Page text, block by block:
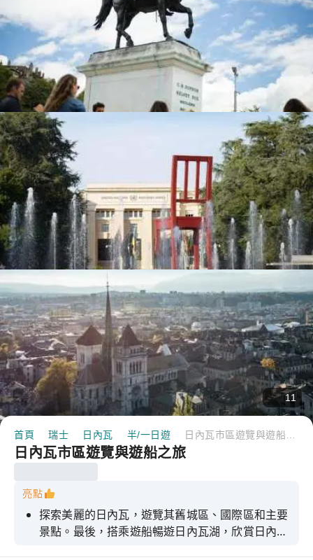
11
首頁 瑞士 日內瓦 半/一日遊
日內瓦市區遊覽與遊船之旅
亮點
探索美麗的日內瓦，遊覽其舊城區、國際區和主要
景點。最後，搭乘遊船暢遊日內瓦湖，欣賞日內瓦